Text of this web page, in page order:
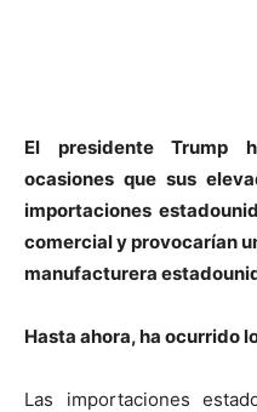
El presidente Trump
ocasiones que sus
importaciones
comercial y provocarían
manufacturera
Hasta ahora, ha ocurrido
Las importaciones